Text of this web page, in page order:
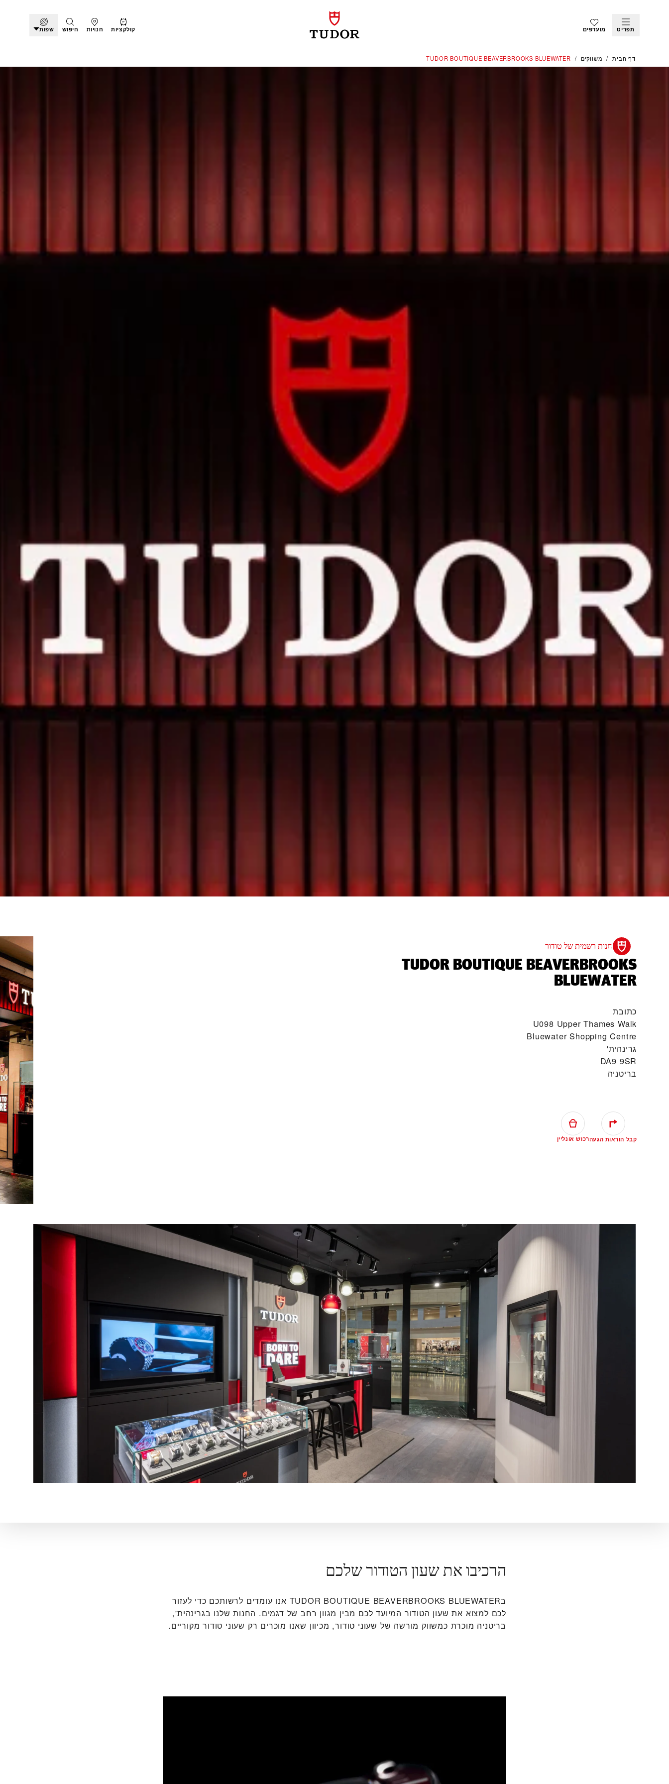
תפריט מועדפים קולקציות חנויות חיפוש שפות
דף הבית משווקים ‭TUDOR BOUTIQUE BEAVERBROOKS BLUEWATER‬
חנות רשמית של טודור
‭TUDOR BOUTIQUE BEAVERBROOKS
BLUEWATER‬
כתובת
U098 Upper Thames Walk
Bluewater Shopping Centre
גרינהית'
DA9 9SR
בריטניה
קבל הוראות הגעהרכוש אונליין
הרכיבו את שעון הטודור שלכם
ב‭TUDOR BOUTIQUE BEAVERBROOKS BLUEWATER‬ אנו עומדים לרשותכם כדי לעזור
לכם למצוא את שעון הטודור המיועד לכם מבין מגוון רחב של דגמים. החנות שלנו בגרינהית',
בריטניה מוכרת כמשווק מורשה של שעוני טודור, מכיוון שאנו מוכרים רק שעוני טודור מקוריים.